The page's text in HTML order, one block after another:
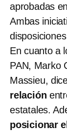
aprobadas
Ambas
En cuanto a
PAN, Marko
Massieu,
relación
estatales.
posicionar